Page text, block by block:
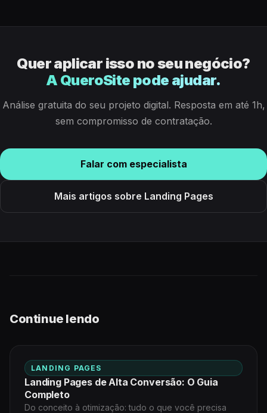
Quer aplicar isso no seu negócio?
A QueroSite pode ajudar.
Análise gratuita do seu projeto digital. Resposta em até 1h,
sem compromisso de contratação.
Falar com especialista
Mais artigos sobre Landing Pages
Continue lendo
LANDING PAGES
Landing Pages de Alta Conversão: O Guia
Completo
Do conceito à otimização: tudo o que você precisa